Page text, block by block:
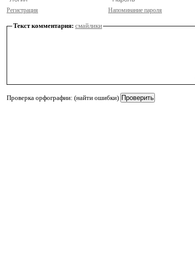
Регистрация Напоминание пароля
Текст комментария: смайлики
Проверка орфографии: (найти ошибки)